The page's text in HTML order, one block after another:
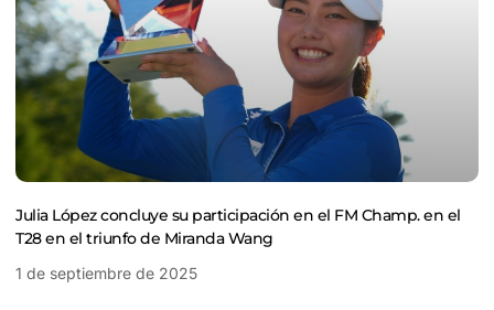
Julia López concluye su participación en el FM Champ. en el
T28 en el triunfo de Miranda Wang
1 de septiembre de 2025